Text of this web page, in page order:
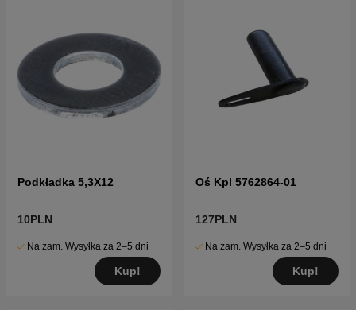
Podkładka 5,3X12
10PLN
Na zam. Wysyłka za 2–5 dni
Kup!
Oś Kpl 5762864-01
127PLN
Na zam. Wysyłka za 2–5 dni
Kup!